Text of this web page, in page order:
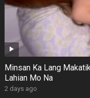
Minsan Ka Lang
Lahian Mo Na
2 days ago